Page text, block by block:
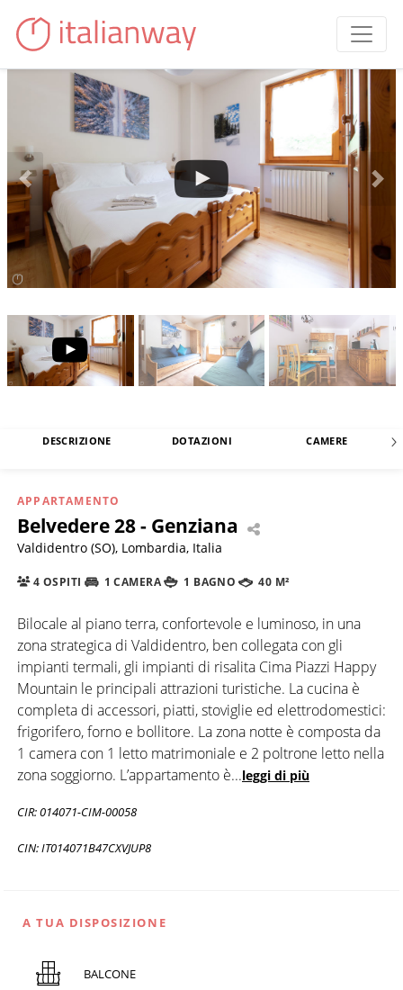
DESCRIZIONE DOTAZIONI CAMERE
APPARTAMENTO
Belvedere 28 - Genziana
Valdidentro (SO), Lombardia, Italia
4 OSPITI 1 CAMERA 1 BAGNO 40 M²
Bilocale al piano terra, confortevole e luminoso, in una
zona strategica di Valdidentro, ben collegata con gli
impianti termali, gli impianti di risalita Cima Piazzi Happy
Mountain le principali attrazioni turistiche. La cucina è
completa di accessori, piatti, stoviglie ed elettrodomestici:
frigorifero, forno e bollitore. La zona notte è composta da
1 camera con 1 letto matrimoniale e 2 poltrone letto nella
zona soggiorno. L’appartamento è...leggi di più
CIR: 014071-CIM-00058
CIN: IT014071B47CXVJUP8
A TUA DISPOSIZIONE
BALCONE